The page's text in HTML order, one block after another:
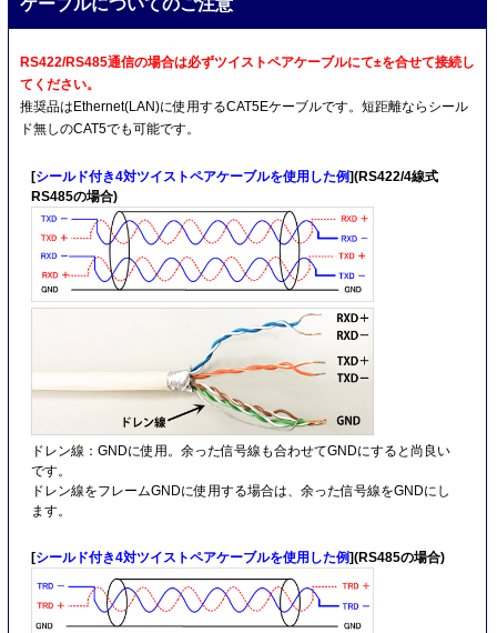
ケーブルについてのご注意
RS422/RS485通信の場合は必ずツイストペアケーブルにて±を合せて接続し
てください。
推奨品はEthernet(LAN)に使用するCAT5Eケーブルです。短距離ならシール
ド無しのCAT5でも可能です。
[シールド付き4対ツイストペアケーブルを使用した例](RS422/4線式
RS485の場合)
ドレン線：GNDに使用。余った信号線も合わせてGNDにすると尚良い
です。
ドレン線をフレームGNDに使用する場合は、余った信号線をGNDにし
ます。
[シールド付き4対ツイストペアケーブルを使用した例](RS485の場合)